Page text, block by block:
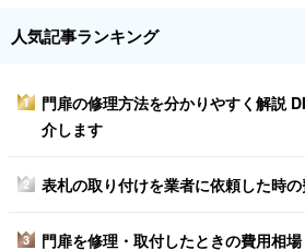
人気記事ランキング
1
門扉の修理方法を分かりやすく解説
介します
2 表札の取り付けを業者に依頼した時
3 門扉を修理・取付したときの費用相場